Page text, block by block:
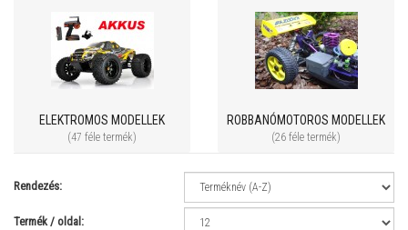
ELEKTROMOS MODELLEK
(47 féle termék)
ROBBANÓMOTOROS MODELLEK
(26 féle termék)
Rendezés:
Termék / oldal: